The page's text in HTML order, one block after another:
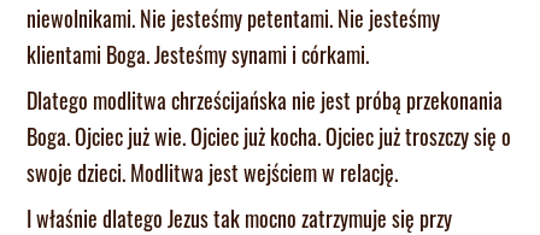
niewolnikami. Nie jesteśmy petentami. Nie jesteśmy
klientami Boga. Jesteśmy synami i córkami.
Dlatego modlitwa chrześcijańska nie jest próbą przekonania
Boga. Ojciec już wie. Ojciec już kocha. Ojciec już troszczy się o
swoje dzieci. Modlitwa jest wejściem w relację.
I właśnie dlatego Jezus tak mocno zatrzymuje się przy